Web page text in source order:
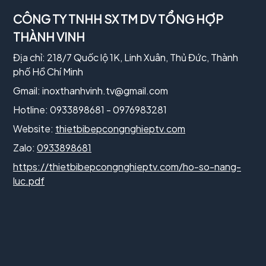
CÔNG TY TNHH SX TM DV TỔNG HỢP
THÀNH VINH
Địa chỉ: 218/7 Quốc lộ 1K, Linh Xuân, Thủ Đức, Thành
phố Hồ Chí Minh
Gmail: inoxthanhvinh.tv@gmail.com
Hotline: 0933898681 - 0976983281
Website: thietbibepcongnghieptv.com
Zalo: 0933898681
https://thietbibepcongnghieptv.com/ho-so-nang-
luc.pdf